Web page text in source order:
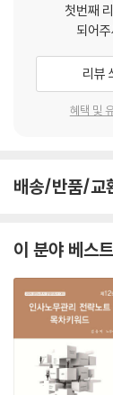
071. 내부모집의
072. 외부모집의
073. Lepak &
074. 전통적 모집
075. 모집평가 관
079. Bio
081. 선발에 있어
082. 선발률, 직무
083. 선발의사결
084. 신뢰도
thod)
085. 대체형식
086. 평가자 간
자투리 시간(이동
나 스터디 그룹을
빠르고 효율적으
첫번째
되어주
리뷰
혜택 및
배송/반품/교
이 분야 베스